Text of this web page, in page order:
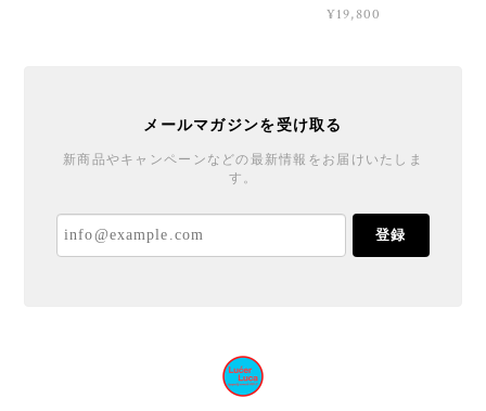
¥19,800
メールマガジンを受け取る
新商品やキャンペーンなどの最新情報をお届けいたしま
す。
登録